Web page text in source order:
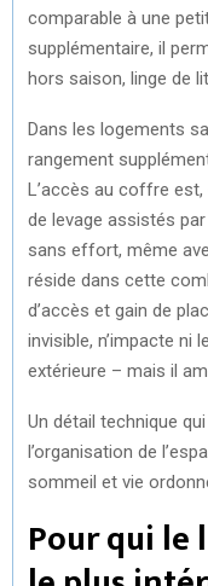
comparable à une
supplémentaire, il
hors saison, linge de
Dans les logements
rangement
L’accès au coffre
de levage assistés
sans effort, même
réside dans cette
d’accès et gain de
invisible, n’impacte ni
extérieure – mais il
Un détail technique
l’organisation de
sommeil et vie
Pour qui le